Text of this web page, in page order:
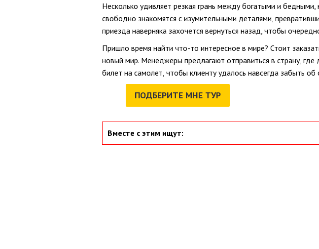
Несколько удивляет резкая грань между богатыми и бедными,
свободно знакомятся с изумительными деталями,
приезда наверняка захочется вернуться назад, чтобы
Пришло время найти что-то интересное в мире? Стоит
новый мир. Менеджеры предлагают отправиться в страну,
билет на самолет, чтобы клиенту удалось навсегда забыть об
ПОДБЕРИТЕ МНЕ ТУР
Вместе с этим ищут: